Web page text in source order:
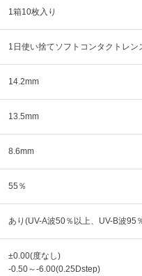
1箱10枚入り
1日使い捨てソフトコンタクトレン
14.2mm
13.5mm
8.6mm
55％
あり(UV-A波50％以上、UV-B波95
±0.00(度なし)
-0.50～-6.00(0.25Dstep)